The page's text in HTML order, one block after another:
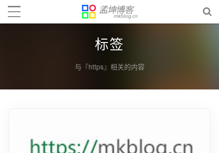
标签
与『https』相关的内容